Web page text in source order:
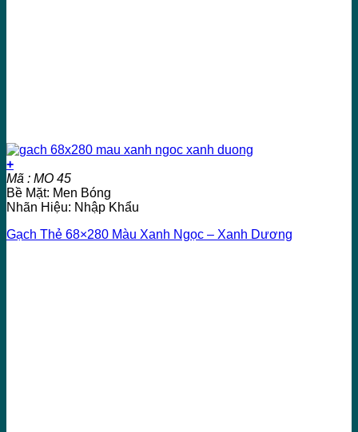
+
Mã : MO 45
Bề Mặt: Men Bóng
Nhãn Hiệu: Nhập Khẩu
Gạch Thẻ 68×280 Màu Xanh Ngọc – Xanh Dương